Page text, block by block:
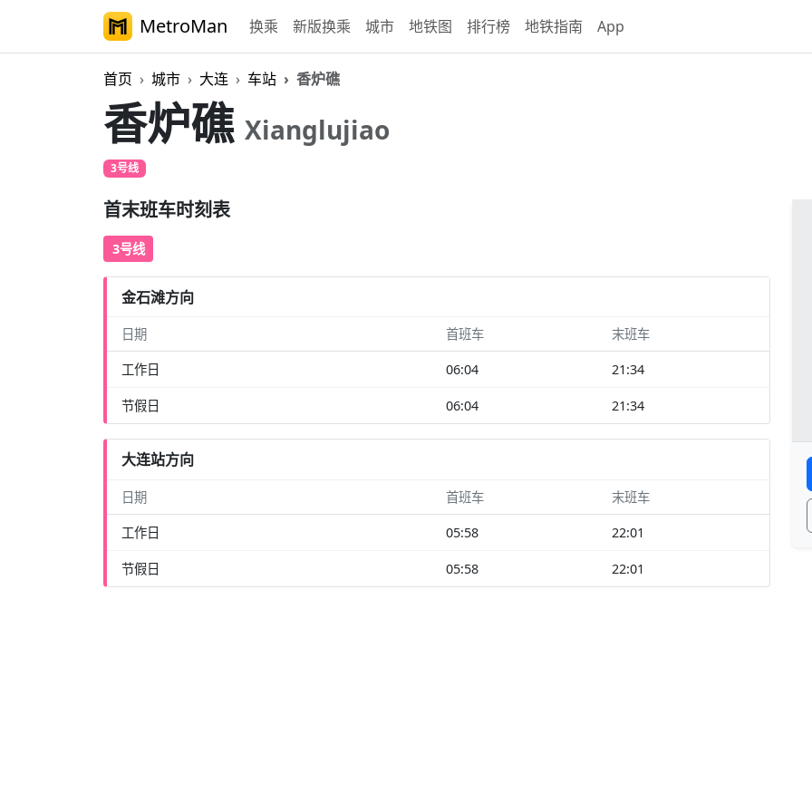
MetroMan 换乘 新版换乘 城市 地铁图 排行榜 地铁指南 App
首页 城市 大连 车站 香炉礁
香炉礁 Xianglujiao
3号线
首末班车时刻表
3号线
金石滩方向
日期 首班车 末班车
工作日 06:04 21:34
节假日 06:04 21:34
大连站方向
日期 首班车 末班车
工作日 05:58 22:01
节假日 05:58 22:01